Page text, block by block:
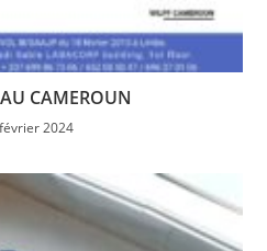
CAMEROUN
2024